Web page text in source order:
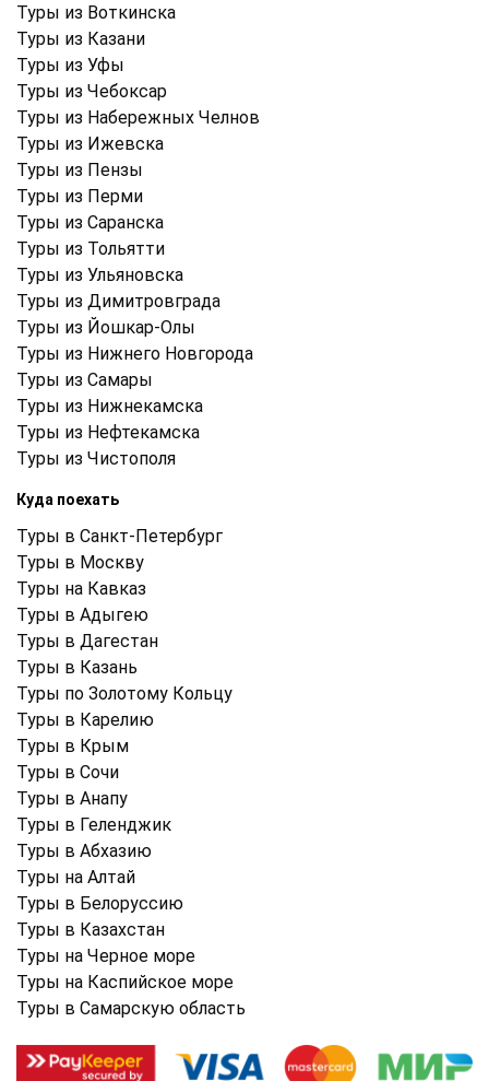
Туры из Воткинска
Туры из Казани
Туры из Уфы
Туры из Чебоксар
Туры из Набережных Челнов
Туры из Ижевска
Туры из Пензы
Туры из Перми
Туры из Саранска
Туры из Тольятти
Туры из Ульяновска
Туры из Димитровграда
Туры из Йошкар-Олы
Туры из Нижнего Новгорода
Туры из Самары
Туры из Нижнекамска
Туры из Нефтекамска
Туры из Чистополя
Куда поехать
Туры в Санкт-Петербург
Туры в Москву
Туры на Кавказ
Туры в Адыгею
Туры в Дагестан
Туры в Казань
Туры по Золотому Кольцу
Туры в Карелию
Туры в Крым
Туры в Cочи
Туры в Анапу
Туры в Геленджик
Туры в Абхазию
Туры на Алтай
Туры в Белоруссию
Туры в Казахстан
Туры на Черное море
Туры на Каспийское море
Туры в Самарскую область